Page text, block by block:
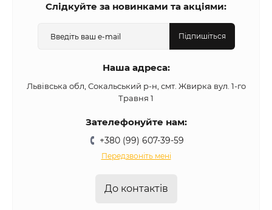
Слідкуйте за новинками та акціями:
Підпишіться
Наша адреса:
Львівська обл, Сокальський р-н, смт. Жвирка вул. 1-го
Травня 1
Зателефонуйте нам:
+380 (99) 607-39-59
Передзвоніть мені
До контактів